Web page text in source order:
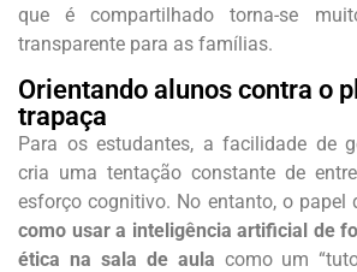
que é compartilhado torna-se
transparente para as famílias.
Orientando alunos contra o
trapaça
Para os estudantes, a facilidade de
cria uma tentação constante de
esforço cognitivo. No entanto, o papel
como usar a inteligência artificial de
ética na sala de aula como um